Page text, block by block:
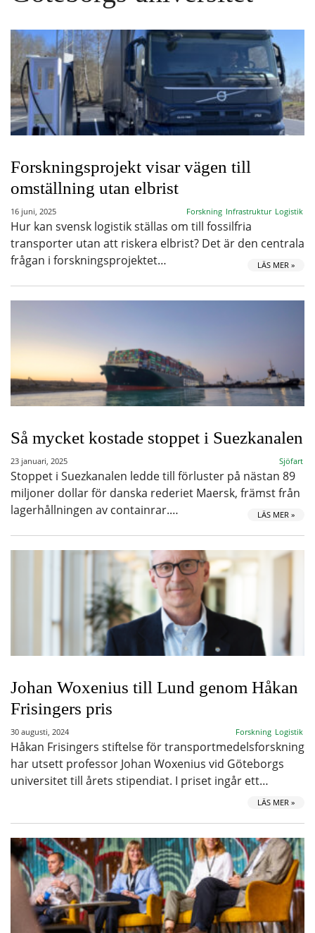
Forskningsprojekt visar vägen till
omställning utan elbrist
16 juni, 2025 Forskning Infrastruktur Logistik
Hur kan svensk logistik ställas om till fossilfria
transporter utan att riskera elbrist? Det är den centrala
frågan i forskningsprojektet…
LÄS MER »
Så mycket kostade stoppet i Suezkanalen
23 januari, 2025 Sjöfart
Stoppet i Suezkanalen ledde till förluster på nästan 89
miljoner dollar för danska rederiet Maersk, främst från
lagerhållningen av containrar.…
LÄS MER »
Johan Woxenius till Lund genom Håkan
Frisingers pris
30 augusti, 2024 Forskning Logistik
Håkan Frisingers stiftelse för transportmedelsforskning
har utsett professor Johan Woxenius vid Göteborgs
universitet till årets stipendiat. I priset ingår ett…
LÄS MER »